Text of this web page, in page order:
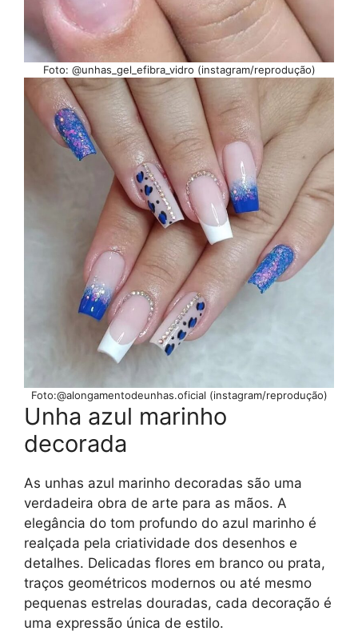
Foto: @unhas_gel_efibra_vidro (instagram/reprodução)
Foto:@alongamentodeunhas.oficial (instagram/reprodução)
Unha azul marinho
decorada
As unhas azul marinho decoradas são uma
verdadeira obra de arte para as mãos. A
elegância do tom profundo do azul marinho é
realçada pela criatividade dos desenhos e
detalhes. Delicadas flores em branco ou prata,
traços geométricos modernos ou até mesmo
pequenas estrelas douradas, cada decoração é
uma expressão única de estilo.